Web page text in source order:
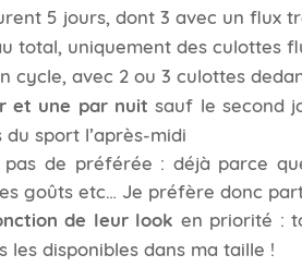
5 jours, dont 3 avec un flux
total, uniquement des culottes
cycle, avec 2 ou 3 culottes
et une par nuitsauf le second
sport l’après-midi
de préférée : déjà parce
goûts etc… Je préfère donc
de leur look en priorité :
disponibles dans ma taille !